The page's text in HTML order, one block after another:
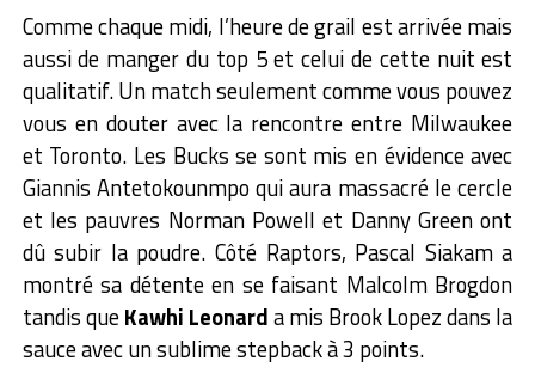
Comme chaque midi, l’heure de grail est arrivée mais
aussi de manger du top 5 et celui de cette nuit est
qualitatif. Un match seulement comme vous pouvez
vous en douter avec la rencontre entre Milwaukee
et Toronto. Les Bucks se sont mis en évidence avec
Giannis Antetokounmpo qui aura massacré le cercle
et les pauvres Norman Powell et Danny Green ont
dû subir la poudre. Côté Raptors, Pascal Siakam a
montré sa détente en se faisant Malcolm Brogdon
tandis queKawhi Leonarda mis Brook Lopez dans la
sauce avec un sublime stepback à 3 points.